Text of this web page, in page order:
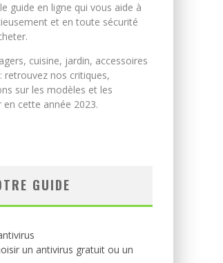
guide en ligne qui vous aide à
et en toute sécurité
cuisine, jardin, accessoires
retrouvez nos critiques,
sur les modèles et les
cette année 2023.
GUIDE
un antivirus gratuit ou un